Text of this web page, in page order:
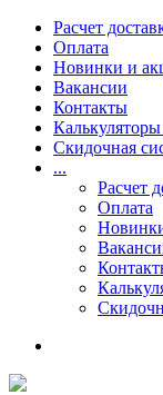
Расчет
Оплата
Новинки и
Вакансии
Контакты
Скидочная
...
Расчет
Оплата